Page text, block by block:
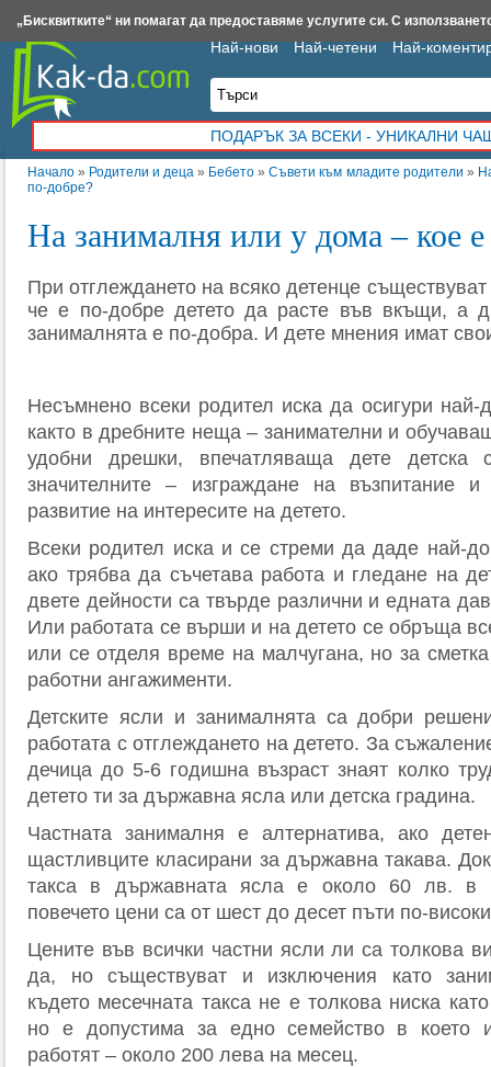
Начало » Родители и деца » Бебето »Съвети към младите родители »
по-добре?
На занималня или у дома – кое
При отглеждането на всяко детенце
че е по-добре детето да расте във вкъщи, а
занималнята е по-добра. И дете мнения имат
Несъмнено всеки родител иска да осигури най-
както в дребните неща – занимателни и
удобни дрешки, впечатляваща дете
значителните – изграждане на възпитание
развитие на интересите на детето.
Всеки родител иска и се стреми да даде най-
ако трябва да съчетава работа и гледане на
двете дейности са твърде различни и едната
Или работата се върши и на детето се обръща
или се отделя време на малчугана, но за
работни ангажименти.
Детските ясли и занималнята са добри
работата с отглеждането на детето. За
дечица до 5-6 годишна възраст знаят колко
детето ти за държавна ясла или детска градина.
Частната занималня е алтернатива, ако
щастливците класирани за държавна такава.
такса в държавната ясла е около 60 лв. в
повечето цени са от шест до десет пъти по-
Цените във всички частни ясли ли са толкова
да, но съществуват и изключения като
където месечната такса не е толкова ниска
но е допустима за едно семейство в което
работят – около 200 лева на месец.
Най-нови Най-четени Най-
ПОДАРЪК ЗА ВСЕКИ - УНИКАЛНИ
Insert.bg Framar.bg Kak-da.com Iztochnik.com BauBau.bg NewAge.bg
„Бисквитките“ ни помагат да предоставяме услугите си. С